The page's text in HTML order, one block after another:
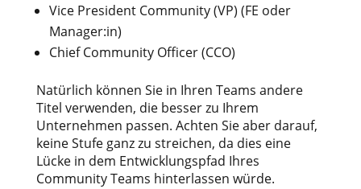
Vice President Community (VP) (FE oder
Manager:in)
Chief Community Officer (CCO)
Natürlich können Sie in Ihren Teams andere
Titel verwenden, die besser zu Ihrem
Unternehmen passen. Achten Sie aber darauf,
keine Stufe ganz zu streichen, da dies eine
Lücke in dem Entwicklungspfad Ihres
Community Teams hinterlassen würde.